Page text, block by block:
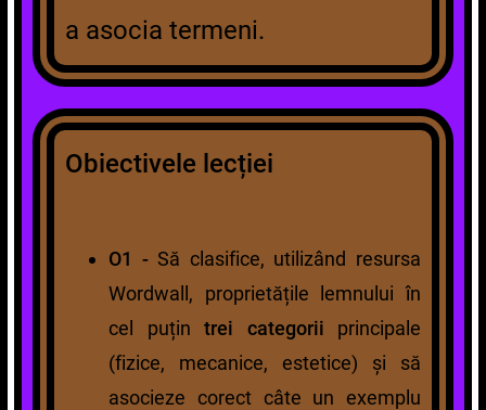
a asocia termeni.
Obiectivele lecției
O1 -Să clasifice, utilizând resursa
Wordwall, proprietățile lemnului în
cel puțin trei categorii principale
(fizice, mecanice, estetice) și să
asocieze corect câte un exemplu